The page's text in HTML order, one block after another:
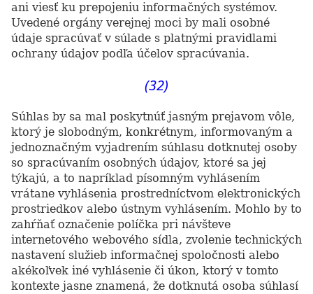
ani viesť ku prepojeniu informačných systémov.
Uvedené orgány verejnej moci by mali osobné
údaje spracúvať v súlade s platnými pravidlami
ochrany údajov podľa účelov spracúvania.
(32)
Súhlas by sa mal poskytnúť jasným prejavom vôle,
ktorý je slobodným, konkrétnym, informovaným a
jednoznačným vyjadrením súhlasu dotknutej osoby
so spracúvaním osobných údajov, ktoré sa jej
týkajú, a to napríklad písomným vyhlásením
vrátane vyhlásenia prostredníctvom elektronických
prostriedkov alebo ústnym vyhlásením. Mohlo by to
zahŕňať označenie políčka pri návšteve
internetového webového sídla, zvolenie technických
nastavení služieb informačnej spoločnosti alebo
akékoľvek iné vyhlásenie či úkon, ktorý v tomto
kontexte jasne znamená, že dotknutá osoba súhlasí